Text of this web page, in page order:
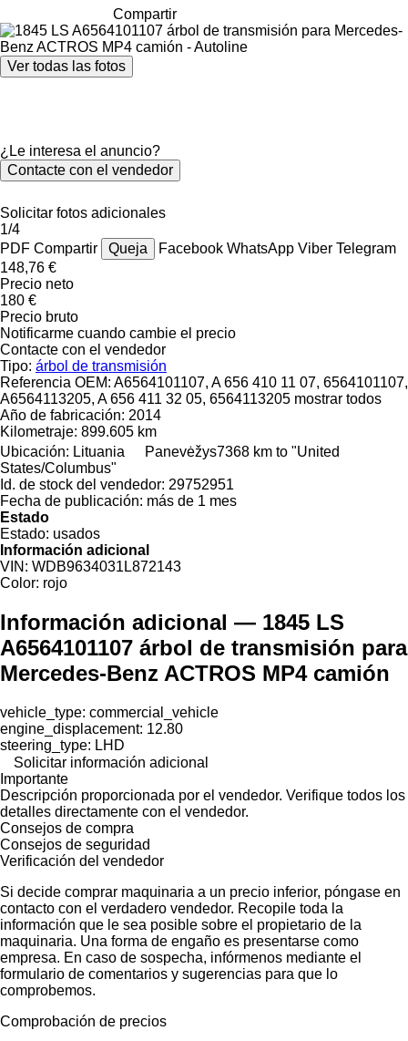
Compartir
Ver todas las fotos
¿Le interesa el anuncio?
Contacte con el vendedor
Solicitar fotos adicionales
1/4
PDF Compartir Queja Facebook WhatsApp Viber Telegram
148,76 €
Precio neto
180 €
Precio bruto
Notificarme cuando cambie el precio
Contacte con el vendedor
Tipo: árbol de transmisión
Referencia OEM: A6564101107, A 656 410 11 07, 6564101107,
A6564113205, A 656 411 32 05, 6564113205 mostrar todos
Año de fabricación: 2014
Kilometraje: 899.605 km
Ubicación: Lituania Panevėžys7368 km to "United
States/Columbus"
Id. de stock del vendedor: 29752951
Fecha de publicación: más de 1 mes
Estado
Estado: usados
Información adicional
VIN: WDB9634031L872143
Color: rojo
Información adicional — 1845 LS
A6564101107 árbol de transmisión para
Mercedes-Benz ACTROS MP4 camión
vehicle_type: commercial_vehicle
engine_displacement: 12.80
steering_type: LHD
Solicitar información adicional
Importante
Descripción proporcionada por el vendedor. Verifique todos los
detalles directamente con el vendedor.
Consejos de compra
Consejos de seguridad
Verificación del vendedor
Si decide comprar maquinaria a un precio inferior, póngase en
contacto con el verdadero vendedor. Recopile toda la
información que le sea posible sobre el propietario de la
maquinaria. Una forma de engaño es presentarse como
empresa. En caso de sospecha, infórmenos mediante el
formulario de comentarios y sugerencias para que lo
comprobemos.
Comprobación de precios